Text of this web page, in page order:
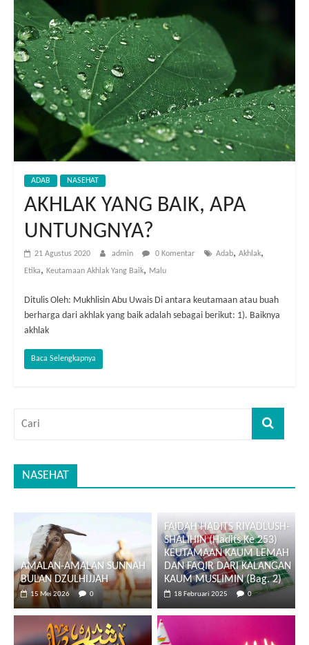
ADAB NASEHAT
AKHLAK YANG BAIK, APA
UNTUNGNYA?
21 Agustus 2020 admin 0 Komentar Adab, Akhlak,
Etika, Keutamaan Akhlak Yang Baik, Malu
Ditulis Oleh: Mukhlisin Abu Uwais Di antara keutamaan atau buah
berharga dari akhlak yang baik adalah sebagai berikut: 1). Baiknya
akhlak
Baca Selengkapnya
NASEHAT
AMALAN-AMALAN SUNNAH
BULAN DZULHIJJAH
15 Mei 2026 0
FAIDAH HADITS RIYADLUSH-
SHALIHIN (Hadits Ke 253)
KEUTAMAAN KAUM LEMAH
DAN FAQIR DARI KALANGAN
KAUM MUSLIMIN (Bag. 2)
18 Februari 2025 0